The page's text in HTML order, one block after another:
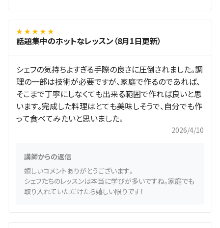
★ ★ ★ ★ ★
話題集中のホットなレッスン（8月1日更新）
シェフの気持ちよすぎる手際の良さに圧倒されました。調
理の一部は技術が必要ですが、家庭で作るのであれば、
そこまで丁寧にしなくても出来る範囲で作れば良いと思
います。完成した料理はとても美味しそうで、自分でも作
って食べてみたいと思いました。
2026/4/10
講師からの返信
嬉しいコメントありがとうございます。
シェフたちのレッスンは本当に学びが多いですね。家庭でも
取り入れていただけたら嬉しい限りです！